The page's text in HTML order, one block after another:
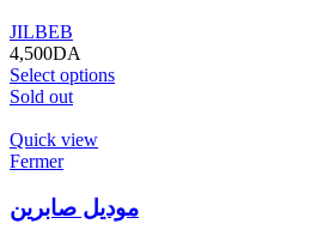
JILBEB
4,500DA
Select options
Sold out
Quick view
Fermer
موديل صابرين